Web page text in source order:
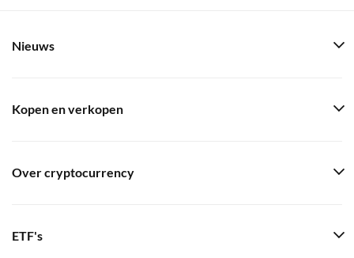
Nieuws
Kopen en verkopen
Over cryptocurrency
ETF's